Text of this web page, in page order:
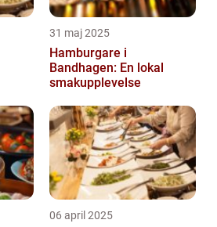
31 maj 2025
Hamburgare i
Bandhagen: En lokal
smakupplevelse
06 april 2025